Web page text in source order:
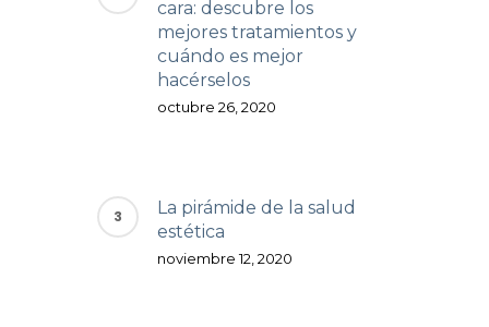
cara: descubre los
mejores tratamientos y
cuándo es mejor
hacérselos
octubre 26, 2020
La pirámide de la salud
estética
noviembre 12, 2020